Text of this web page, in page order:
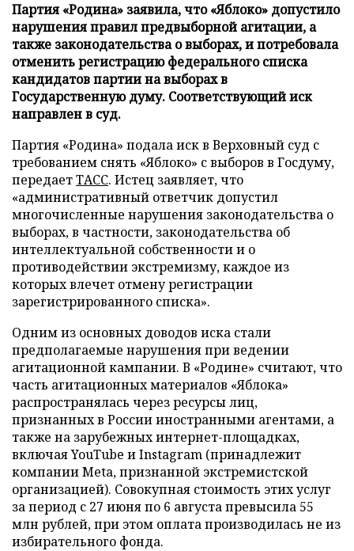
Партия «Родина» заявила, что «Яблоко» допустило
нарушения правил предвыборной агитации, а
также законодательства о выборах, и потребовала
отменить регистрацию федерального списка
кандидатов партии на выборах в
Государственную думу. Соответствующий иск
направлен в суд.
Партия «Родина» подала иск в Верховный суд с
требованием снять «Яблоко» с выборов в Госдуму,
передаетТАСС. Истец заявляет, что
«административный ответчик допустил
многочисленные нарушения законодательства о
выборах, в частности, законодательства об
интеллектуальной собственности и о
противодействии экстремизму, каждое из
которых влечет отмену регистрации
зарегистрированного списка».
Одним из основных доводов иска стали
предполагаемые нарушения при ведении
агитационной кампании. В «Родине» считают, что
часть агитационных материалов «Яблока»
распространялась через ресурсы лиц,
признанных в России иностранными агентами, а
также на зарубежных интернет-площадках,
включая YouTube и Instagram (принадлежит
компании Meta, признанной экстремистской
организацией). Совокупная стоимость этих услуг
за период с 27 июня по 6 августа превысила 55
млн рублей, при этом оплата производилась не из
избирательного фонда.